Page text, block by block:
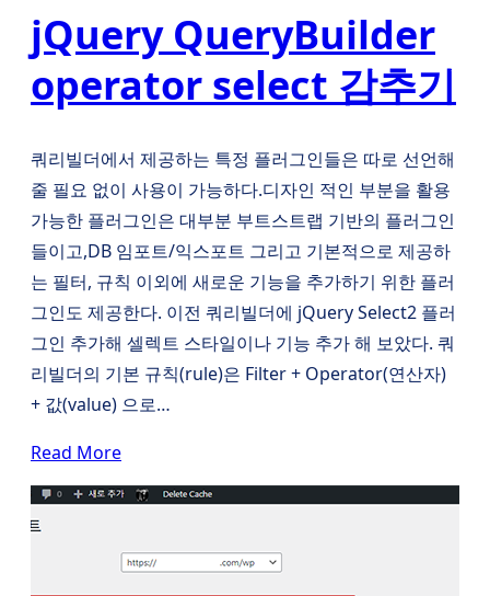
jQuery QueryBuilder
operator select 감추기
쿼리빌더에서 제공하는 특정 플러그인들은 따로 선언해
줄 필요 없이 사용이 가능하다.디자인 적인 부분을 활용
가능한 플러그인은 대부분 부트스트랩 기반의 플러그인
들이고,DB 임포트/익스포트 그리고 기본적으로 제공하
는 필터, 규칙 이외에 새로운 기능을 추가하기 위한 플러
그인도 제공한다. 이전 쿼리빌더에 jQuery Select2 플러
그인 추가해 셀렉트 스타일이나 기능 추가 해 보았다. 쿼
리빌더의 기본 규칙(rule)은 Filter + Operator(연산자)
+ 값(value) 으로…
Read More